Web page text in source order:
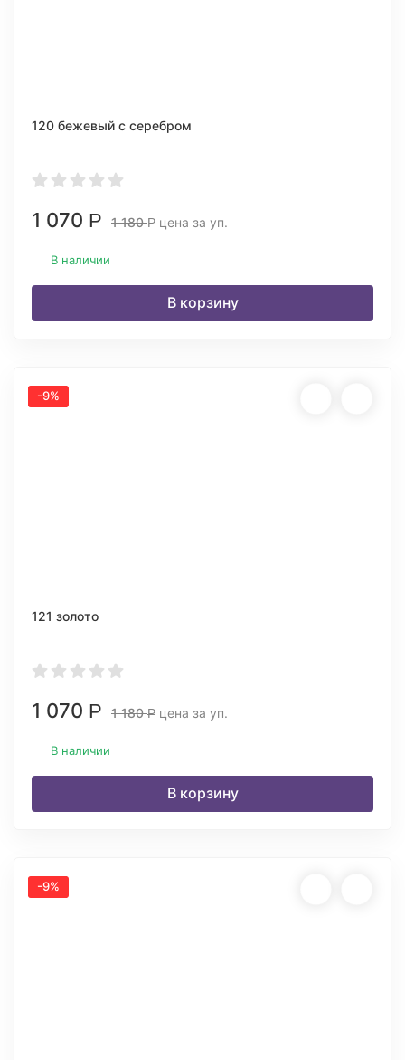
120 бежевый с серебром
1 070 Р 1 180Р цена за уп.
В наличии
В корзину
-9%
121 золото
1 070 Р 1 180Р цена за уп.
В наличии
В корзину
-9%